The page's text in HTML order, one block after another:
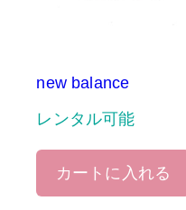
new balance
レンタル可能
カートに入れる